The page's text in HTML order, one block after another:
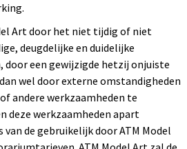
Art door het niet tijdig of niet
deugdelijke en duidelijke
door een gewijzigde hetzij onjuiste
wel door externe omstandigheden
andere werkzaamheden te
deze werkzaamheden apart
van de gebruikelijk door ATM Model